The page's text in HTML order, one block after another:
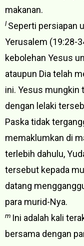
makanan.
lSeperti persiapan
Yerusalem (19:28-
kebolehan Yesus
ataupun Dia telah
ini. Yesus mungkin
dengan lelaki
Paska tidak
memaklumkan di
terlebih dahulu,
tersebut kepada
datang
para murid-Nya.
m Ini adalah kali
bersama dengan